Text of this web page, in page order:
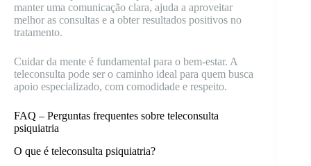
manter uma comunicação clara, ajuda a aproveitar
melhor as consultas e a obter resultados positivos no
tratamento.
Cuidar da mente é fundamental para o bem-estar. A
teleconsulta pode ser o caminho ideal para quem busca
apoio especializado, com comodidade e respeito.
FAQ – Perguntas frequentes sobre teleconsulta
psiquiatria
O que é teleconsulta psiquiatria?